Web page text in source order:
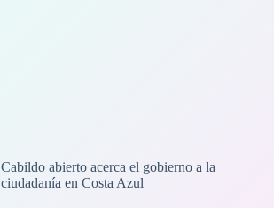
Cabildo abierto acerca el gobierno a la
ciudadanía en Costa Azul